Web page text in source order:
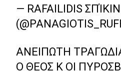
— RAFAILIDIS
ΑΝΕΊΠΩΤΗ
Ο ΘΕΌΣ Κ ΟΙ